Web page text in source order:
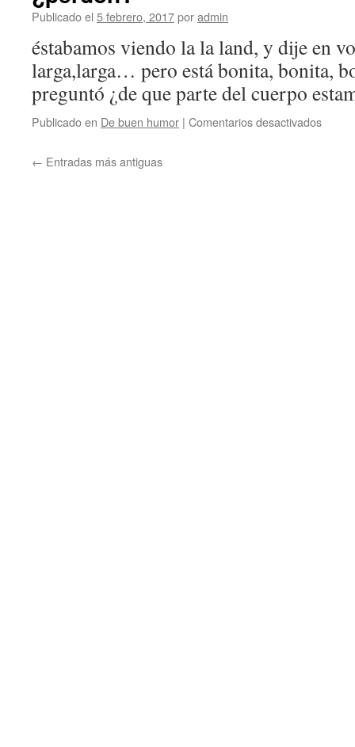
Publicado el 5 febrero, 2017poradmin
éstabamos viendo la la land, y dije en
larga,larga… pero está bonita, bonita,
preguntó ¿de que parte del cuerpo
Publicado en De buen humor | Comentarios desactivadosen
← Entradas más antiguas